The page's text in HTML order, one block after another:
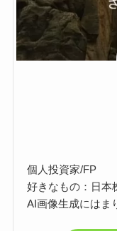
個人投資家/FP
好きなもの：日本
AI画像生成にはま